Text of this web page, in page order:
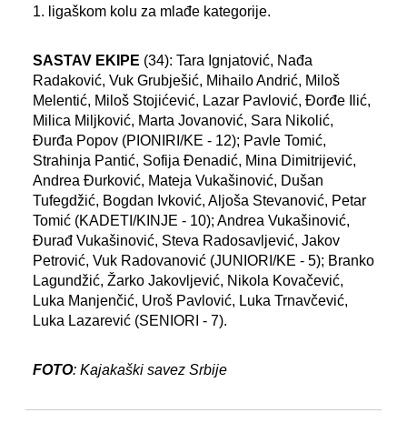
1. ligaškom kolu za mlađe kategorije.
SASTAV EKIPE (34): Tara Ignjatović, Nađa
Radaković, Vuk Grubješić, Mihailo Andrić, Miloš
Melentić, Miloš Stojićević, Lazar Pavlović, Đorđe Ilić,
Milica Miljković, Marta Jovanović, Sara Nikolić,
Đurđa Popov (PIONIRI/KE - 12); Pavle Tomić,
Strahinja Pantić, Sofija Đenadić, Mina Dimitrijević,
Andrea Đurković, Mateja Vukašinović, Dušan
Tufegdžić, Bogdan Ivković, Aljoša Stevanović, Petar
Tomić (KADETI/KINJE - 10); Andrea Vukašinović,
Đurađ Vukašinović, Steva Radosavljević, Jakov
Petrović, Vuk Radovanović (JUNIORI/KE - 5); Branko
Lagundžić, Žarko Jakovljević, Nikola Kovačević,
Luka Manjenčić, Uroš Pavlović, Luka Trnavčević,
Luka Lazarević (SENIORI - 7).
FOTO: Kajakaški savez Srbije